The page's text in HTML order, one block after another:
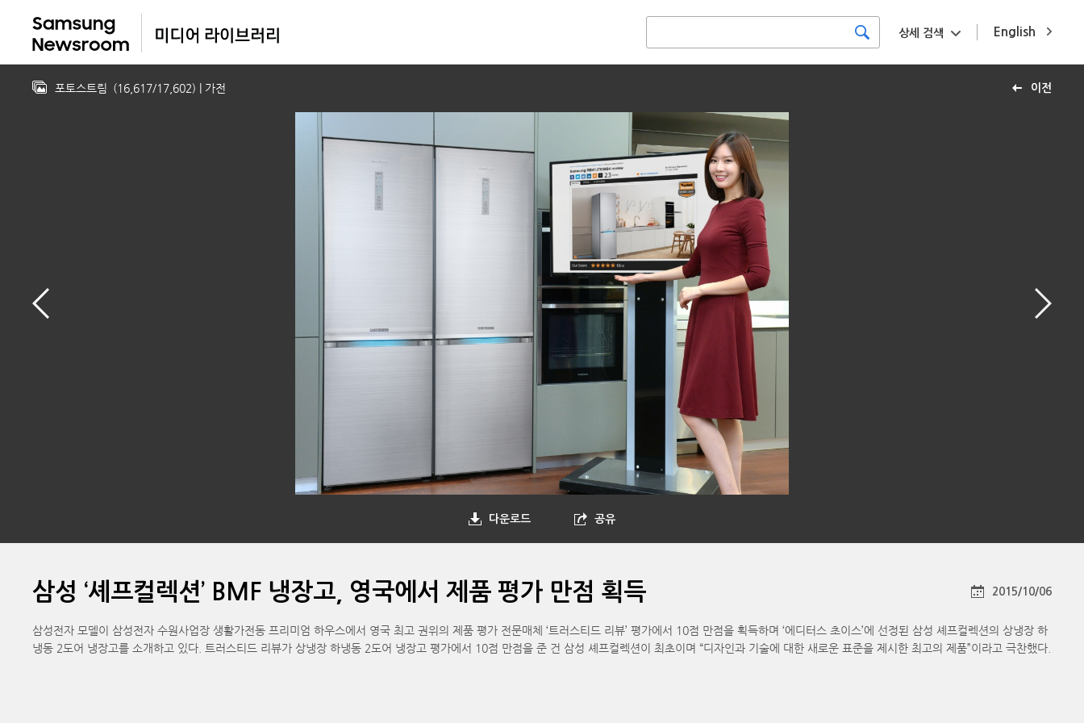
English
상세 검색
이전
포토스트림 (16,617/17,602) | 가전
다운로드 공유
삼성 ‘셰프컬렉션’ BMF 냉장고, 영국에서 제품 평가 만점 획득 2015/10/06
삼성전자 모델이 삼성전자 수원사업장 생활가전동 프리미엄 하우스에서 영국 최고 권위의 제품 평가 전문매체 ‘트러스티드 리뷰’ 평가에서 10점 만점을 획득하며 ‘에디터스 초이스’에 선정된 삼성 셰프컬렉션의 상냉장 하
냉동 2도어 냉장고를 소개하고 있다. 트러스티드 리뷰가 상냉장 하냉동 2도어 냉장고 평가에서 10점 만점을 준 건 삼성 셰프컬렉션이 최초이며 “디자인과 기술에 대한 새로운 표준을 제시한 최고의 제품”이라고 극찬했다.